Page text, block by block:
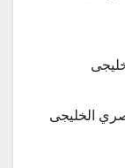
الخليجى